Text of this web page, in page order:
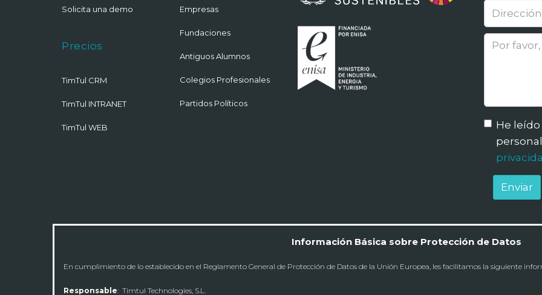
Solicita una demo
Precios
TimTul CRM
TimTul INTRANET
TimTul WEB
Empresas
Fundaciones
Antiguos Alumnos
Colegios Profesionales
Partidos Políticos
He
Enviar
Información Básica sobre Protección de Datos
En cumplimiento de lo establecido en el Reglamento General de Protección de Datos de la Unión Europea, les facilitamos la siguiente
Responsable: Timtul Technologies, S.L.